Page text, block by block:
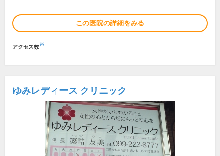
この医院の詳細をみる
アクセス数※
ゆみレディース クリニック